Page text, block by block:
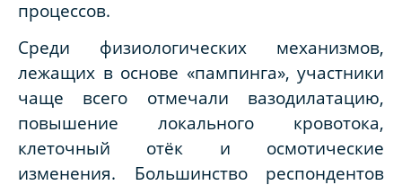
процессов.
Среди физиологических механизмов,
лежащих в основе «пампинга», участники
чаще всего отмечали вазодилатацию,
повышение локального кровотока,
клеточный отёк и осмотические
изменения. Большинство респондентов